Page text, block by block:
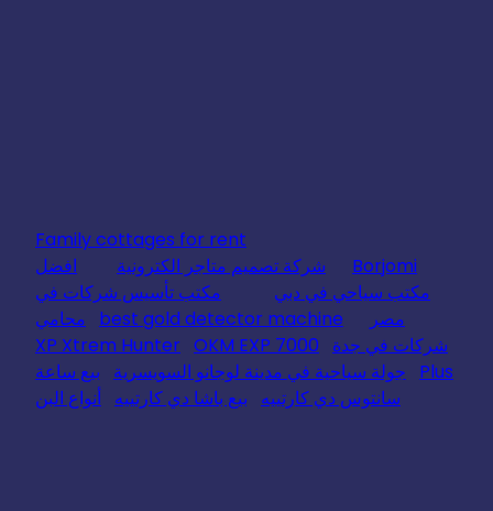
Family cottages for rent
Borjomi
شركة تصميم متاجر الكترونية
افضل
مكتب سياحي في دبي
مكتب تأسيس شركات في
مصر
best gold detector machine
محامي
شركات في جدة
XP Xtrem Hunter OKM EXP 7000
Plus
جولة سياحية في مدينة لوجانو السويسرية
بيع ساعة
سانتوس دي كارتييه
بيع باشا دي كارتييه أنواع البن